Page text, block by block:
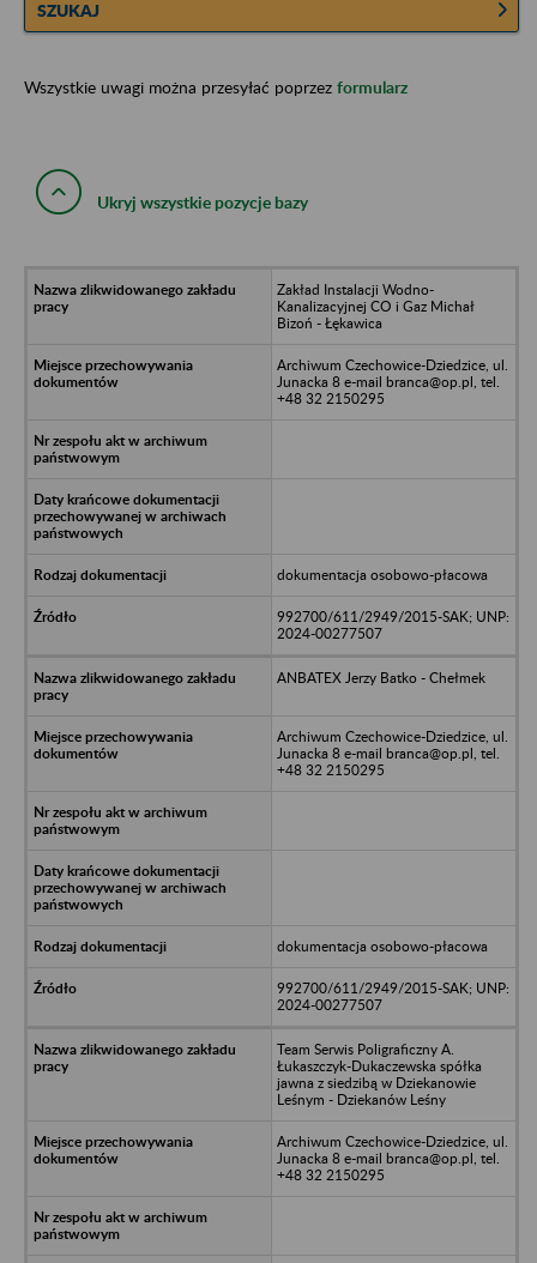
SZUKAJ
Wszystkie uwagi można przesyłać poprzez formularz
Ukryj wszystkie pozycje bazy
Zakład Instalacji Wodno-
Kanalizacyjnej CO i Gaz Michał
Bizoń - Łękawica
Archiwum Czechowice-Dziedzice, ul.
Junacka 8 e-mail branca@op.pl, tel.
+48 32 2150295
dokumentacja osobowo-płacowa
992700/611/2949/2015-SAK; UNP:
2024-00277507
ANBATEX Jerzy Batko - Chełmek
Archiwum Czechowice-Dziedzice, ul.
Junacka 8 e-mail branca@op.pl, tel.
+48 32 2150295
dokumentacja osobowo-płacowa
992700/611/2949/2015-SAK; UNP:
2024-00277507
Team Serwis Poligraficzny A.
Łukaszczyk-Dukaczewska spółka
jawna z siedzibą w Dziekanowie
Leśnym - Dziekanów Leśny
Archiwum Czechowice-Dziedzice, ul.
Junacka 8 e-mail branca@op.pl, tel.
+48 32 2150295